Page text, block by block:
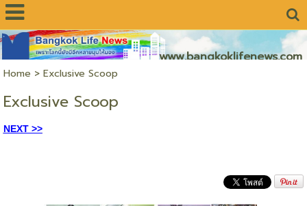
www.bangkoklifenews.com
Home > Exclusive Scoop
Exclusive Scoop
NEXT >>